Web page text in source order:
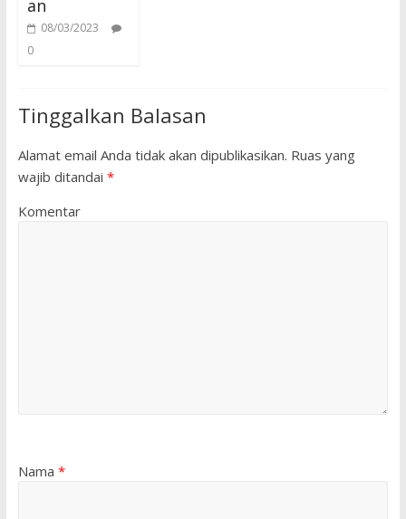
an
08/03/2023
0
Tinggalkan Balasan
Alamat email Anda tidak akan dipublikasikan. Ruas yang
wajib ditandai *
Komentar
Nama *